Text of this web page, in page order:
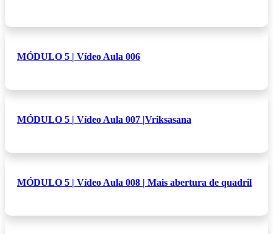
MÓDULO 5 | Vídeo Aula 006
MÓDULO 5 | Vídeo Aula 007 |Vriksasana
MÓDULO 5 | Vídeo Aula 008 | Mais abertura de quadril